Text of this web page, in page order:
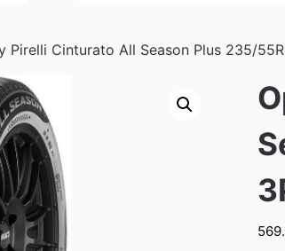
Pirelli Cinturato All Season Plus 235/